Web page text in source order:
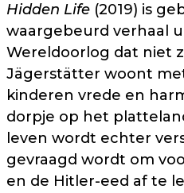
Hidden Life (2019) is
waargebeurd verhaal
Wereldoorlog dat niet
Jägerstätter woont
kinderen vrede en
dorpje op het
leven wordt echter
gevraagd wordt om
en de Hitler-eed af te